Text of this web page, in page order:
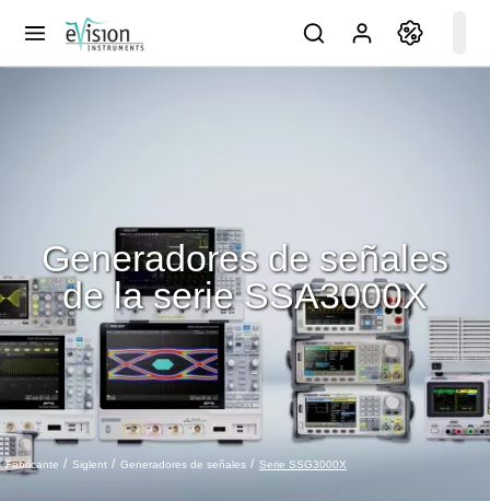
Fabricante Siglent Generadores de señales Serie SSG3000X
Generadores de señales
de la serie SSA3000X